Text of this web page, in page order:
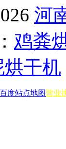
河
： 鸡粪
烘干机
百度站点地图营业